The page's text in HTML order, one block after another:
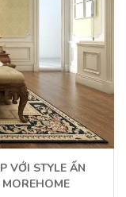
VỚI STYLE ẤN